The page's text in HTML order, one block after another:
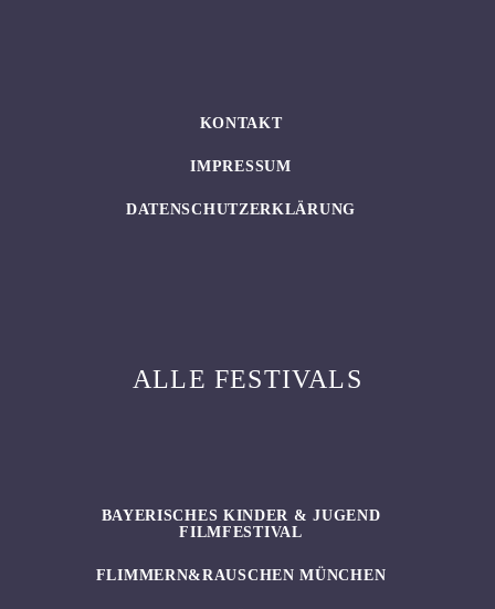
KONTAKT
IMPRESSUM
DATENSCHUTZERKLÄRUNG
ALLE FESTIVALS
BAYERISCHES KINDER & JUGEND
FILMFESTIVAL
FLIMMERN&RAUSCHEN MÜNCHEN